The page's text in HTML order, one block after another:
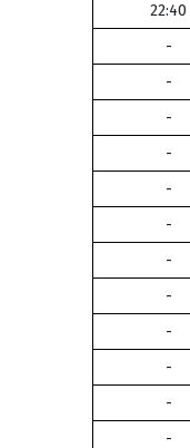
22:40
-
-
-
-
-
-
-
-
-
-
-
-